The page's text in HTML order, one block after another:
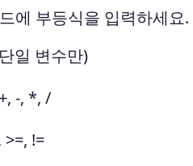
에 부등식을 입력하세요
일 변수만)
-, *, /
>=, !=